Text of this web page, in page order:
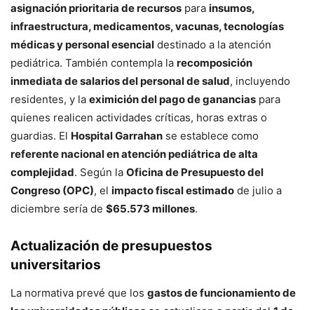
asignación prioritaria de recursos para insumos,
infraestructura, medicamentos, vacunas, tecnologías
médicas y personal esencial destinado a la atención
pediátrica. También contempla la recomposición
inmediata de salarios del personal de salud, incluyendo
residentes, y la eximición del pago de ganancias para
quienes realicen actividades críticas, horas extras o
guardias. El Hospital Garrahan se establece como
referente nacional en atención pediátrica de alta
complejidad. Según la Oficina de Presupuesto del
Congreso (OPC), el impacto fiscal estimado de julio a
diciembre sería de $65.573 millones.
Actualización de presupuestos
universitarios
La normativa prevé que los gastos de funcionamiento de